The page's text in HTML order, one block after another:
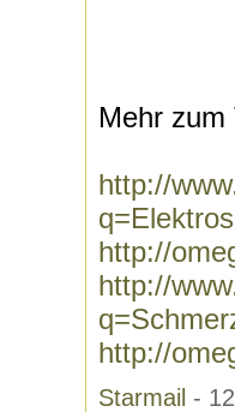
Mehr zum
http://
http://
http://
http://
Starmail -